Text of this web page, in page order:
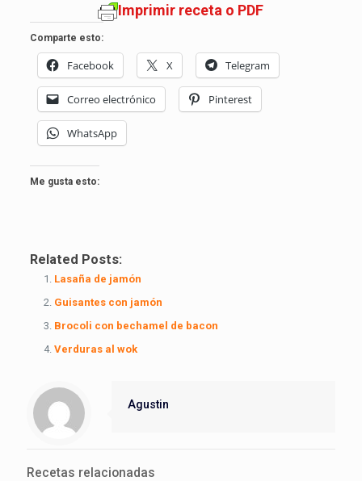
Imprimir receta o PDF
Comparte esto:
Facebook X Telegram
Correo electrónico Pinterest
WhatsApp
Me gusta esto:
Related Posts:
Lasaña de jamón
Guisantes con jamón
Brocoli con bechamel de bacon
Verduras al wok
Agustin
Recetas relacionadas